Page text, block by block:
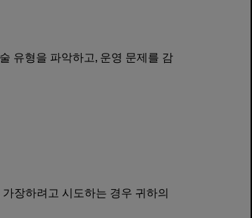
유형을 파악하고, 운영 문제를 감
장하려고 시도하는 경우 귀하의